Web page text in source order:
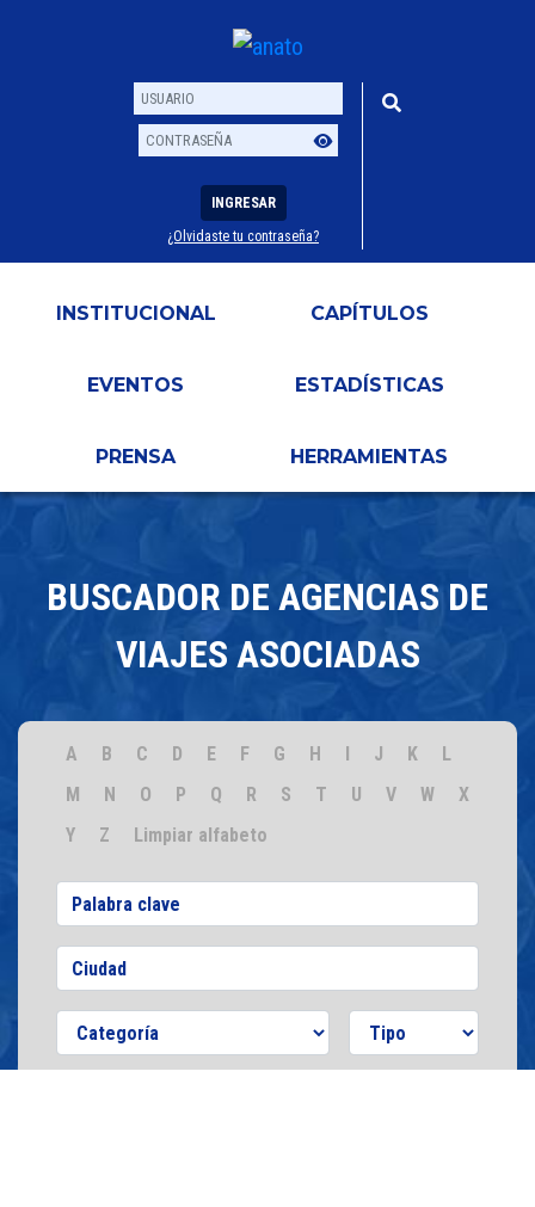
Usuario
Contraseña
INGRESAR
¿Olvidaste tu contraseña?
INSTITUCIONAL CAPÍTULOS
EVENTOS ESTADÍSTICAS
PRENSA HERRAMIENTAS
BUSCADOR DE AGENCIAS DE
VIAJES ASOCIADAS
A B C D E F G H J K
L
M
N O P Q R S T U V W
X
Y
Z Limpiar alfabeto